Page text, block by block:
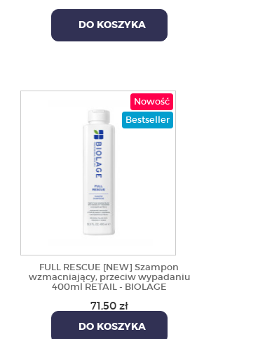
DO KOSZYKA
Nowość
Bestseller
FULL RESCUE [NEW] Szampon
wzmacniający, przeciw wypadaniu
400ml RETAIL - BIOLAGE
71,50 zł
DO KOSZYKA